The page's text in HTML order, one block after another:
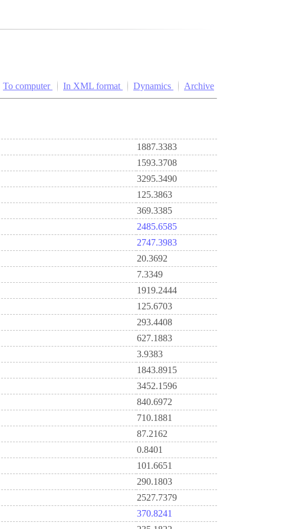
To computer In XML format Dynamics Archive
1887.3383
1593.3708
3295.3490
125.3863
369.3385
2485.6585
2747.3983
20.3692
7.3349
1919.2444
125.6703
293.4408
627.1883
3.9383
1843.8915
3452.1596
840.6972
710.1881
87.2162
0.8401
101.6651
290.1803
2527.7379
370.8241